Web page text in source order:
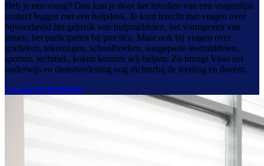
Heb je een vraag? Dan kun je door het invullen van een vragenlijst
contact leggen met een helpdesk. Je kunt terecht met vragen over
bijvoorbeeld het gebruik van hulpmiddelen, het vormgeven van
lessen, het participeren bij practica. Maar ook bij vragen over
grafieken, tekeningen, schoolboeken, aangepaste leermiddelen,
sporten, techniek, koken kunnen wij helpen. Zo brengt Visio het
onderwijs en dienstverlening nog dichterbij de leerling en docent.
Ga naar de Helpdesk